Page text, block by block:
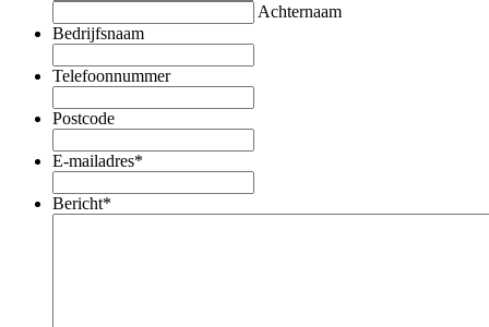
Achternaam
Bedrijfsnaam
Telefoonnummer
Postcode
E-mailadres*
Bericht*